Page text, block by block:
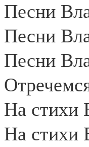
Песни
Песни
Песни
На стихи
На стихи